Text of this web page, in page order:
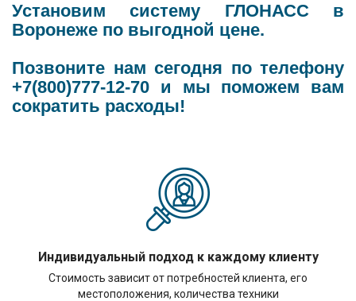
Индивидуальный подход к каждому клиенту
Стоимость зависит от потребностей клиента, его
местоположения, количества техники
Установим систему ГЛОНАСС в
Воронеже по выгодной цене.
Позвоните нам сегодня по телефону
+7(800)777-12-70 и мы поможем вам
сократить расходы!